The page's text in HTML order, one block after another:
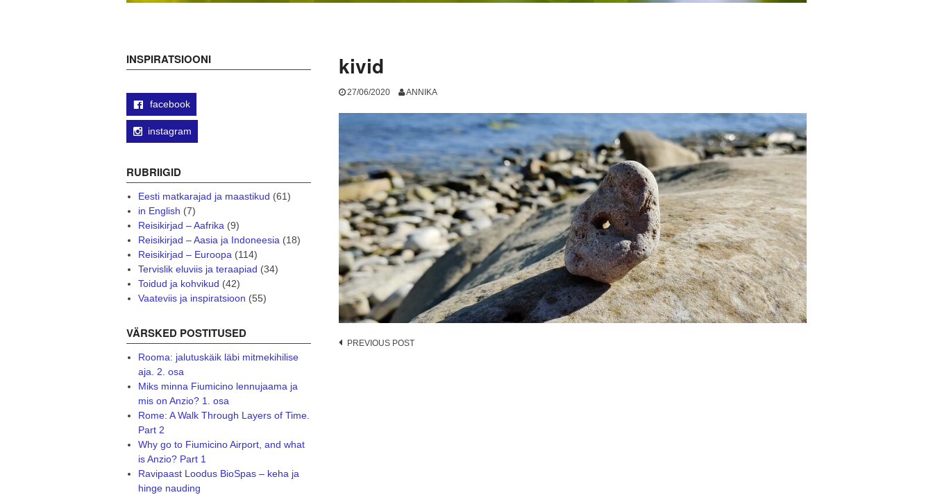
kivid
27/06/2020 ANNIKA
Post
PREVIOUS POST
INSPIRATSIOONI
facebook
instagram
RUBRIIGID
Eesti matkarajad ja maastikud (61)
in English (7)
Reisikirjad – Aafrika(9)
Reisikirjad – Aasia ja Indoneesia(18)
Reisikirjad – Euroopa(114)
Tervislik eluviis ja teraapiad (34)
Toidud ja kohvikud (42)
Vaateviis ja inspiratsioon (55)
VÄRSKED POSTITUSED
Rooma: jalutuskäik läbi mitmekihilise
aja. 2. osa
Miks minna Fiumicino lennujaama ja
mis on Anzio? 1. osa
Rome: A Walk Through Layers of Time.
Part 2
Why go to Fiumicino Airport, and what
is Anzio? Part 1
Ravipaast Loodus BioSpas – keha ja
hinge nauding